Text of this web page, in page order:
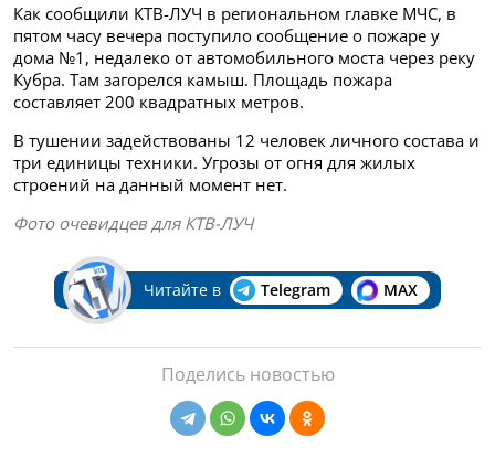
Как сообщили КТВ-ЛУЧ в региональном главке МЧС, в
пятом часу вечера поступило сообщение о пожаре у
дома №1, недалеко от автомобильного моста через реку
Кубра. Там загорелся камыш. Площадь пожара
составляет 200 квадратных метров.
В тушении задействованы 12 человек личного состава и
три единицы техники. Угрозы от огня для жилых
строений на данный момент нет.
Фото очевидцев для КТВ-ЛУЧ
Читайте в Telegram MAX
Поделись новостью